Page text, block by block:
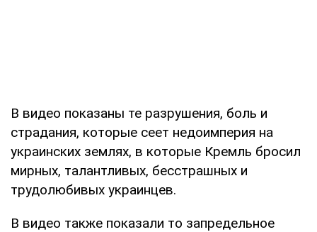
В видео показаны те разрушения, боль и
страдания, которые сеет недоимперия на
украинских землях, в которые Кремль бросил
мирных, талантливых, бесстрашных и
трудолюбивых украинцев.
В видео также показали то запредельное